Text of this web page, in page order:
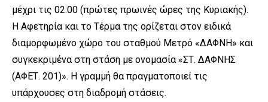
μέχρι τις 02:00 (πρώτες πρωινές ώρες της Κυριακής).
Η Αφετηρία και το Τέρμα της ορίζεται στον ειδικά
διαμορφωμένο χώρο του σταθμού Μετρό «ΔΑΦΝΗ» και
συγκεκριμένα στη στάση με ονομασία «ΣΤ. ΔΑΦΝΗΣ
(ΑΦΕΤ. 201)». Η γραμμή θα πραγματοποιεί τις
υπάρχουσες στη διαδρομή στάσεις.